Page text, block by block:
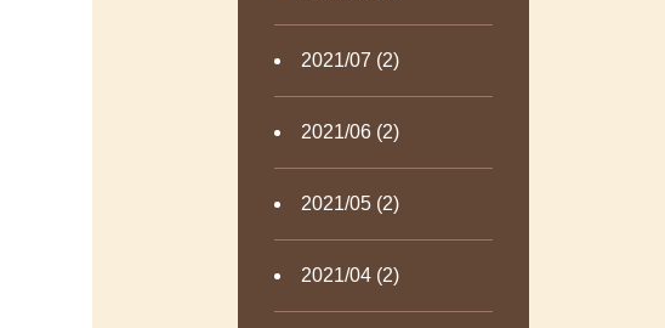
2021/07 (2)
2021/06 (2)
2021/05 (2)
2021/04 (2)